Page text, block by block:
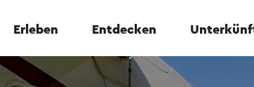
Erleben Entdecken